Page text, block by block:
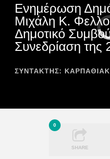
Ενημέρωση
Μιχάλη Κ.
Δημοτικό
Συνεδρίαση της
ΣΥΝΤΆΚΤΗΣ:
0
SHARE